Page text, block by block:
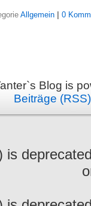
Allgemein 0
Blog is
Beiträge (RSS)
is